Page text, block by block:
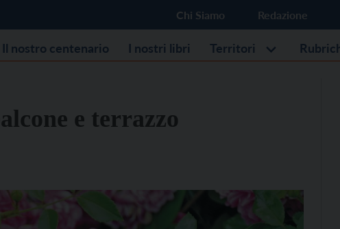
Chi Siamo Redazione
Il nostro centenario I nostri libri Territori
e terrazzo